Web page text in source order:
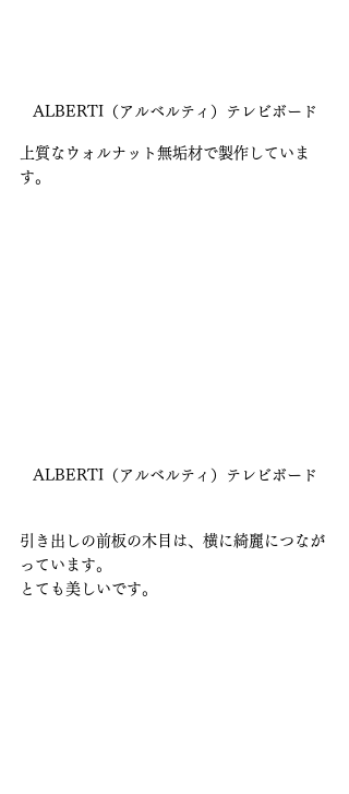
ALBERTI（アルベルティ）テレビボード
上質なウォルナット無垢材で製作していま
す。
ALBERTI（アルベルティ）テレビボード
引き出しの前板の木目は、横に綺麗につなが
っています。
とても美しいです。